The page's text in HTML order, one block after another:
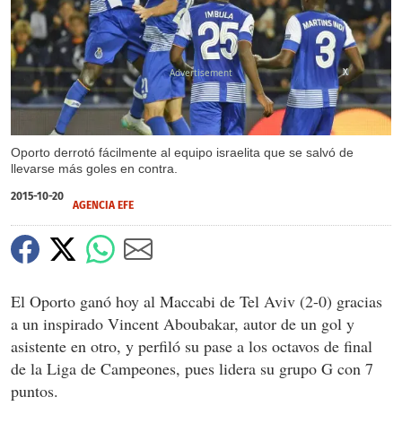
Oporto derrotó fácilmente al equipo israelita que se salvó de
llevarse más goles en contra.
X
2015-10-20
AGENCIA EFE
El Oporto ganó hoy al Maccabi de Tel Aviv (2-0) gracias
a un inspirado Vincent Aboubakar, autor de un gol y
asistente en otro, y perfiló su pase a los octavos de final
de la Liga de Campeones, pues lidera su grupo G con 7
puntos.